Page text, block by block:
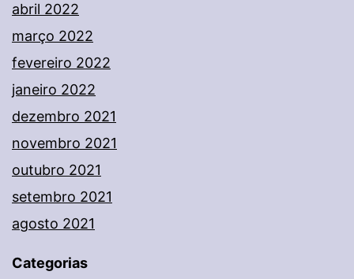
abril 2022
março 2022
fevereiro 2022
janeiro 2022
dezembro 2021
novembro 2021
outubro 2021
setembro 2021
agosto 2021
Categorias